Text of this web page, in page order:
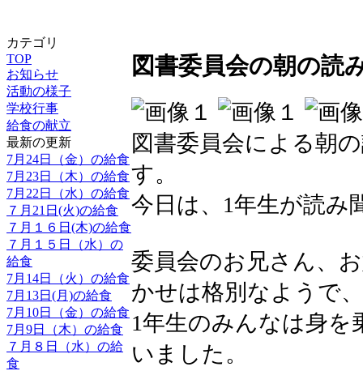
カテゴリ
TOP
お知らせ
活動の様子
学校行事
給食の献立
最新の更新
7月24日（金）の給食
7月23日（木）の給食
7月22日（水）の給食
７月21日(火)の給食
７月１６日(木)の給食
７月１５日（水）の
給食
7月14日（火）の給食
7月13日(月)の給食
7月10日（金）の給食
7月9日（木）の給食
７月８日（水）の給
食
図書委員会の朝の読
図書委員会による朝
す。
今日は、1年生が読み
委員会のお兄さん、
かせは格別なようで、
1年生のみんなは身を
いました。